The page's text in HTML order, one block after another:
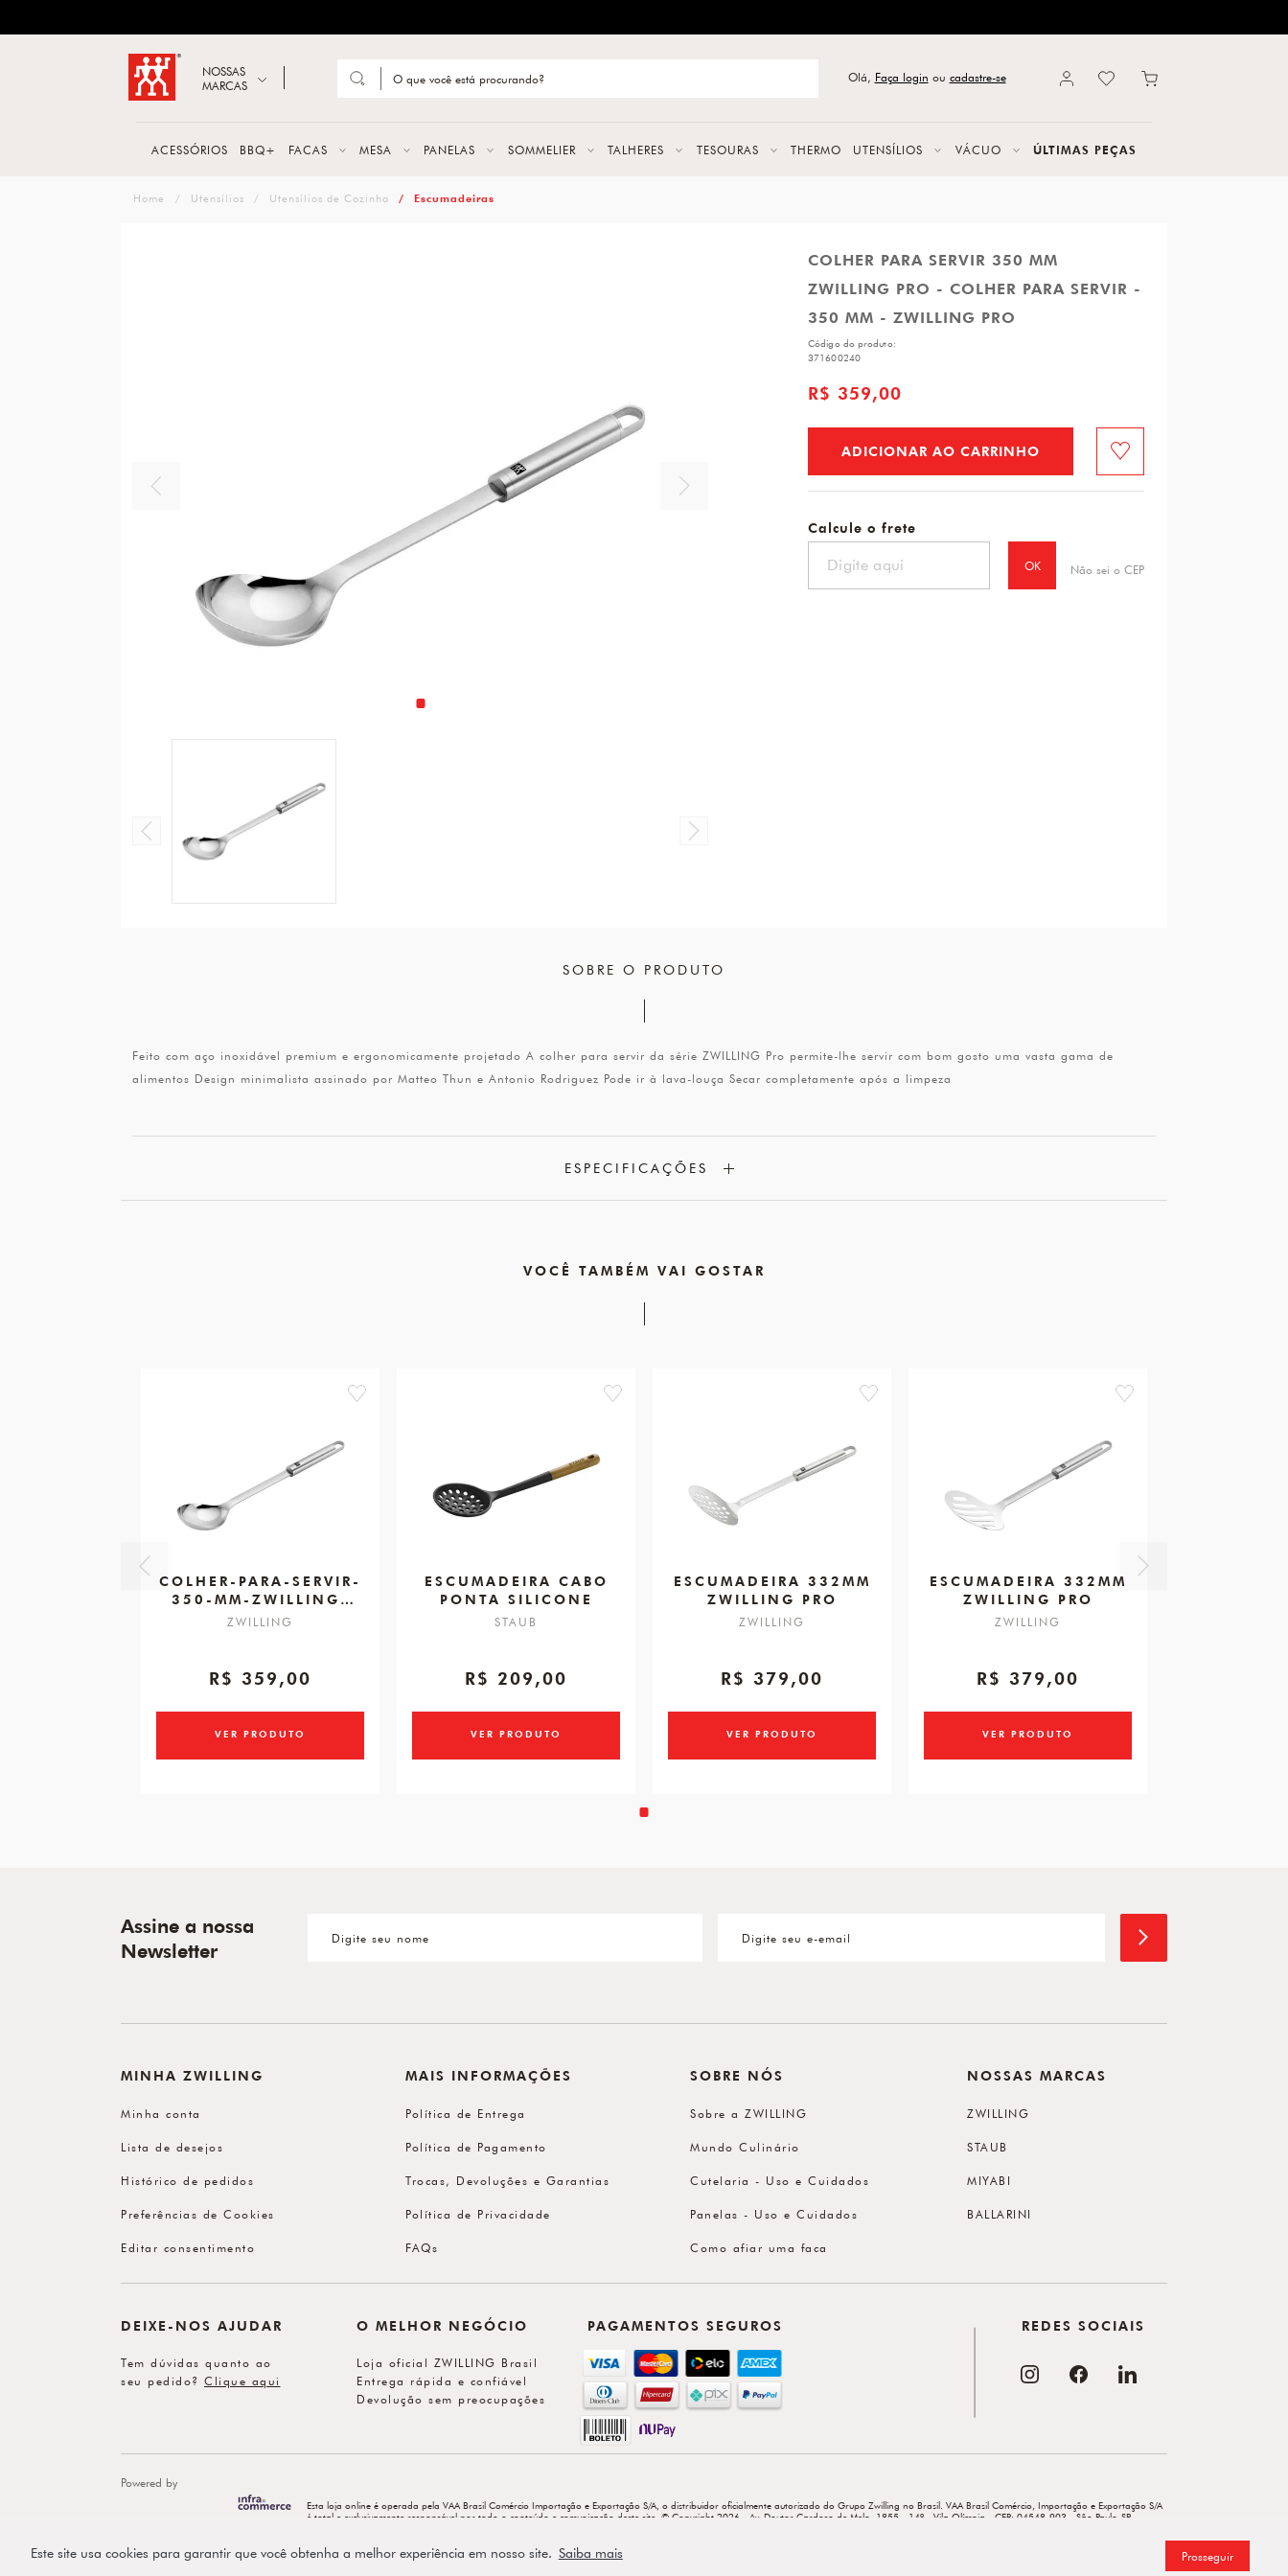
Este site usa cookies para garantir que você obtenha a melhor experiência em nosso site. Saiba mais Prosseguir
ZWILLING
NOSSAS
MARCAS
FACAS
Olá, Faça login ou cadastre-se
ACESSÓRIOS BBQ+ FACAS MESA PANELAS SOMMELIER TALHERES TESOURAS THERMO UTENSÍLIOS VÁCUO ÚLTIMAS PEÇAS
Utensílios Utensílios de Cozinha Escumadeiras
COLHER PARA SERVIR 350 MM
ZWILLING PRO - COLHER PARA SERVIR -
350 MM - ZWILLING PRO
Código do produto:
371600240
R$ 359,00
ADICIONAR AO CARRINHO Favorito
Calcule o frete
OK Não sei o CEP
SOBRE O PRODUTO
Feito com aço inoxidável premium e ergonomicamente projetado A colher para servir da série ZWILLING Pro permite-lhe servir com bom gosto uma vasta gama de
alimentos Design minimalista assinado por Matteo Thun e Antonio Rodriguez Pode ir à lava-louça Secar completamente após a limpeza
ESPECIFICAÇÕES
VOCÊ TAMBÉM VAI GOSTAR
favorite
COLHER-PARA-SERVIR-
350-MM-ZWILLING-
PRO
ZWILLING
R$ 359,00
VER PRODUTO
favorite
ESCUMADEIRA CABO
PONTA SILICONE
STAUB
R$ 209,00
VER PRODUTO
favorite
ESCUMADEIRA 332MM
ZWILLING PRO
ZWILLING
R$ 379,00
VER PRODUTO
favorite
ESCUMADEIRA 332MM
ZWILLING PRO
ZWILLING
R$ 379,00
VER PRODUTO
Assine a nossa
Newsletter
MINHA ZWILLING
Minha conta
Lista de desejos
Histórico de pedidos
Preferências de Cookies
Editar consentimento
MAIS INFORMAÇÕES
Política de Entrega
Política de Pagamento
Trocas, Devoluções e Garantias
Política de Privacidade
FAQs
SOBRE NÓS
Sobre a ZWILLING
Mundo Culinário
Cutelaria - Uso e Cuidados
Panelas - Uso e Cuidados
Como afiar uma faca
NOSSAS MARCAS
ZWILLING
STAUB
MIYABI
BALLARINI
DEIXE-NOS AJUDAR
Tem dúvidas quanto ao
seu pedido? Clique aqui
O MELHOR NEGÓCIO
Loja oficial ZWILLING Brasil
Entrega rápida e confiável
Devolução sem preocupações
PAGAMENTOS SEGUROS REDES SOCIAIS
Powered by
Esta loja online é operada pela VAA Brasil Comércio Importação e Exportação S/A, o distribuidor oficialmente autorizado do Grupo Zwilling no Brasil. VAA Brasil Comércio, Importação e Exportação S/A
é total e exclusivamente responsável por todo o conteúdo e comunicação deste site. © Copyright 2026 - Av. Doutor Cardoso de Melo, 1855 - 14º - Vila Olímpia - CEP: 04548-903 - São Paulo-SP.